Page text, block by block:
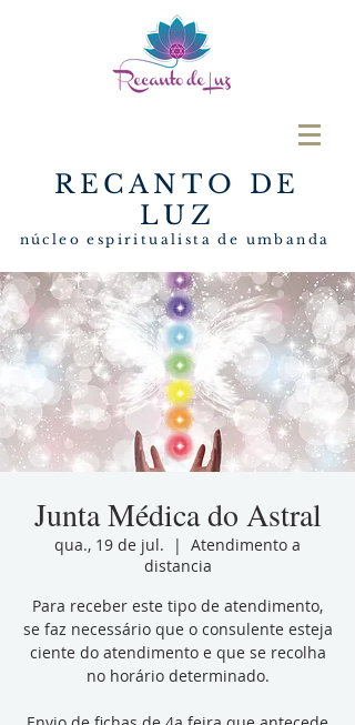
RECANTO DE
LUZ
núcleo espiritualista de umbanda
Junta Médica do Astral
qua., 19 de jul.
  |
Atendimento a
distancia
Para receber este tipo de atendimento,
se faz necessário que o consulente esteja
ciente do atendimento e que se recolha
no horário determinado.